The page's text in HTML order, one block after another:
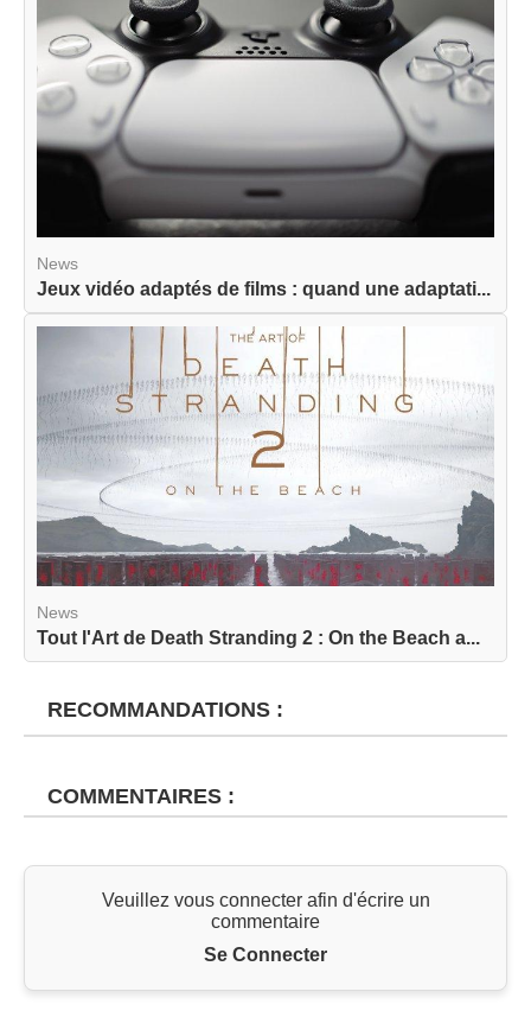
News
Jeux vidéo adaptés de films : quand une adaptati...
News
Tout l'Art de Death Stranding 2 : On the Beach a...
RECOMMANDATIONS :
COMMENTAIRES :
Veuillez vous connecter afin d'écrire un
commentaire
Se Connecter